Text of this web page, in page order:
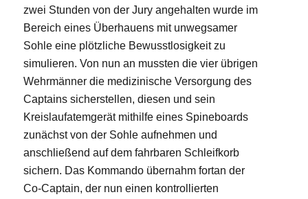
zwei Stunden von der Jury angehalten wurde im
Bereich eines Überhauens mit unwegsamer
Sohle eine plötzliche Bewusstlosigkeit zu
simulieren. Von nun an mussten die vier übrigen
Wehrmänner die medizinische Versorgung des
Captains sicherstellen, diesen und sein
Kreislaufatemgerät mithilfe eines Spineboards
zunächst von der Sohle aufnehmen und
anschließend auf dem fahrbaren Schleifkorb
sichern. Das Kommando übernahm fortan der
Co-Captain, der nun einen kontrollierten